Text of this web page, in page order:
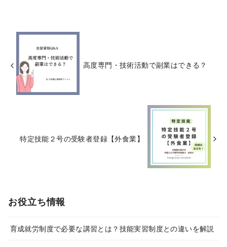
高度専門・技術活動で副業はできる？
特定技能２号の受験者登録【外食業】
お役立ち情報
育成就労制度で必要な講習とは？技能実習制度との違いを解説